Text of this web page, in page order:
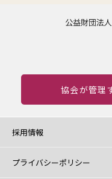
協会が管理
採用情報
プライバシーポリシー